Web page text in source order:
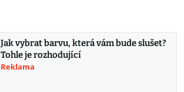
Jak vybrat barvu, která vám bude slušet?
Tohle je rozhodující
Reklama